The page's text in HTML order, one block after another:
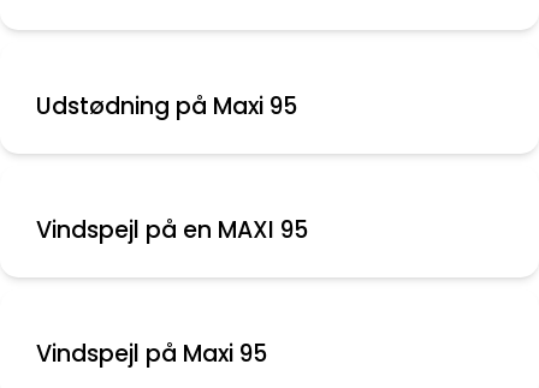
Udstødning på Maxi 95
Vindspejl på en MAXI 95